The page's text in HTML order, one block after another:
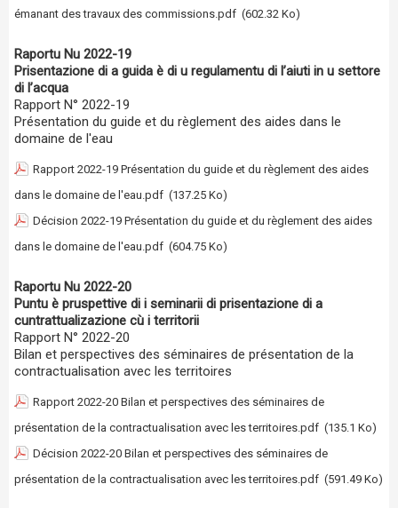
émanant des travaux des commissions.pdf (602.32 Ko)
Raportu Nu 2022-19
Prisentazione di a guida è di u regulamentu di l’aiuti in u settore
di l’acqua
Rapport N° 2022-19
Présentation du guide et du règlement des aides dans le
domaine de l'eau
Rapport 2022-19 Présentation du guide et du règlement des aides
dans le domaine de l'eau.pdf (137.25 Ko)
Décision 2022-19 Présentation du guide et du règlement des aides
dans le domaine de l'eau.pdf (604.75 Ko)
Raportu Nu 2022-20
Puntu è pruspettive di i seminarii di prisentazione di a
cuntrattualizazione cù i territorii
Rapport N° 2022-20
Bilan et perspectives des séminaires de présentation de la
contractualisation avec les territoires
Rapport 2022-20 Bilan et perspectives des séminaires de
présentation de la contractualisation avec les territoires.pdf (135.1 Ko)
Décision 2022-20 Bilan et perspectives des séminaires de
présentation de la contractualisation avec les territoires.pdf (591.49 Ko)